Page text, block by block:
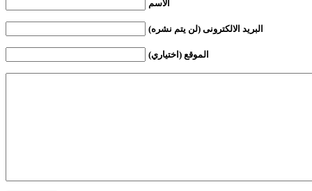
الأسم
البريد الالكترونى (لن يتم نشره)
الموقع (اختياري)